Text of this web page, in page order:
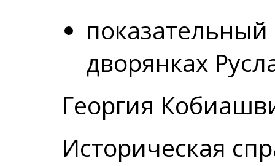
дворянках
Георгия
Историческая